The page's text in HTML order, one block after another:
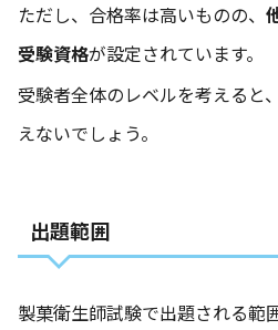
ただし、合格率は高いものの、
受験資格が設定されています。
受験者全体のレベルを考えると
えないでしょう。
出題範囲
製菓衛生師試験で出題される範